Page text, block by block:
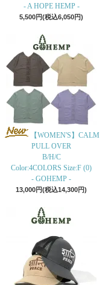
- A HOPE HEMP -
5,500円(税込6,050円)
【WOMEN'S】CALM
PULL OVER
B/H/C
Color:4COLORS Size:F (0)
- GOHEMP -
13,000円(税込14,300円)